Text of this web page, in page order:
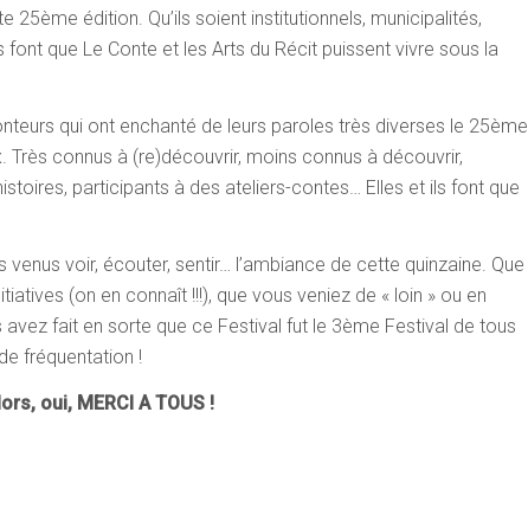
25ème édition. Qu’ils soient institutionnels, municipalités,
que Le Conte et les Arts du Récit puissent vivre sous la
qui ont enchanté de leurs paroles très diverses le 25ème
Très connus à (re)découvrir, moins connus à découvrir,
participants à des ateliers-contes… Elles et ils font que
voir, écouter, sentir… l’ambiance de cette quinzaine. Que
(on en connaît !!!), que vous veniez de « loin » ou en
fait en sorte que ce Festival fut le 3ème Festival de tous
fréquentation !
oui, MERCI A TOUS !